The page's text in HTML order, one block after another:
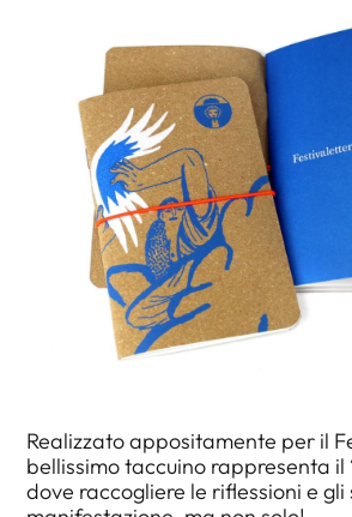
Realizzato appositamente per il
bellissimo taccuino rappresenta il
dove raccogliere le riflessioni e